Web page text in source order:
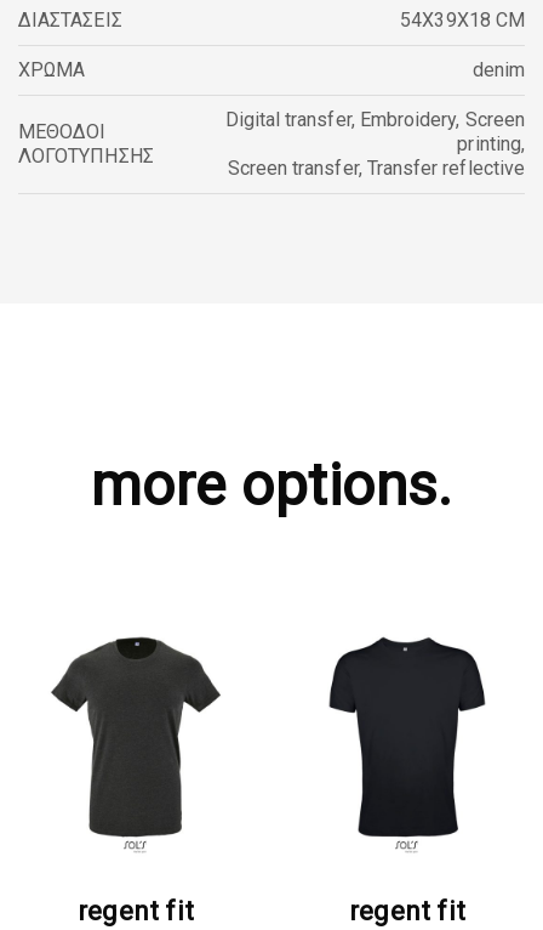
ΔΙΑΣΤΑΣΕΙΣ 54X39X18 CM
ΧΡΩΜΑ denim
ΜΕΘΟΔΟΙ
ΛΟΓΟΤΥΠΗΣΗΣ
Digital transfer, Embroidery, Screen
printing,
Screen transfer, Transfer reflective
more options.
regent fit regent fit